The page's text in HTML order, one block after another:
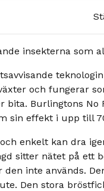
insekterna som
och fungerar
bita. Burlingtons
sin effekt i upp till
enkelt kan dra
sitter nätet på ett
inte används.
Den stora